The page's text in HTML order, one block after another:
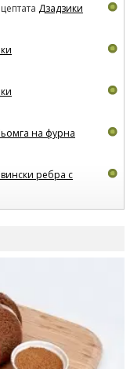
Дзадзики
на фурна
ребра с